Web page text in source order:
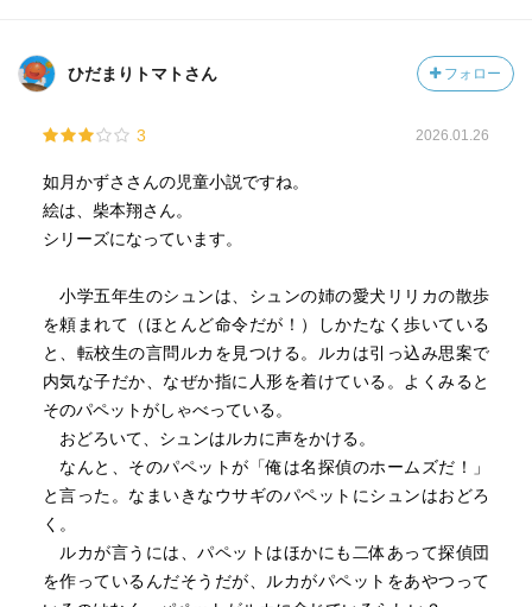
ひだまりトマトさん フォロー
3 2026.01.26
如月かずささんの児童小説ですね。
絵は、柴本翔さん。
シリーズになっています。
小学五年生のシュンは、シュンの姉の愛犬リリカの散歩
を頼まれて（ほとんど命令だが！）しかたなく歩いている
と、転校生の言問ルカを見つける。ルカは引っ込み思案で
内気な子だか、なぜか指に人形を着けている。よくみると
そのパペットがしゃべっている。
おどろいて、シュンはルカに声をかける。
なんと、そのパペットが「俺は名探偵のホームズだ！」
と言った。なまいきなウサギのパペットにシュンはおどろ
く。
ルカが言うには、パペットはほかにも二体あって探偵団
を作っているんだそうだが、ルカがパペットをあやつって